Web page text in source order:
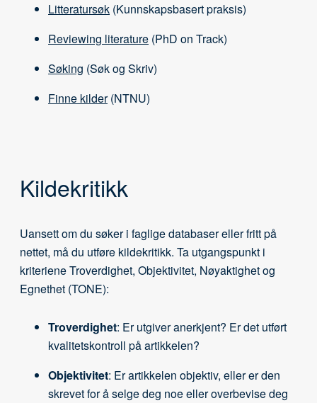
Litteratursøk (Kunnskapsbasert praksis)
Reviewing literature (PhD on Track)
Søking (Søk og Skriv)
Finne kilder(NTNU)
Kildekritikk
Uansett om du søker i faglige databaser eller fritt på
nettet, må du utføre kildekritikk. Ta utgangspunkt i
kriteriene Troverdighet, Objektivitet, Nøyaktighet og
Egnethet (TONE):
Troverdighet: Er utgiver anerkjent? Er det utført
kvalitetskontroll på artikkelen?
Objektivitet: Er artikkelen objektiv, eller er den
skrevet for å selge deg noe eller overbevise deg